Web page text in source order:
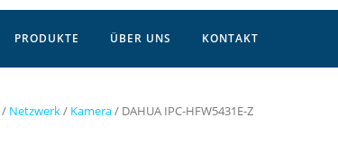
PRODUKTE ÜBER UNS KONTAKT
/ Netzwerk/ Kamera/ DAHUA IPC-HFW5431E-Z